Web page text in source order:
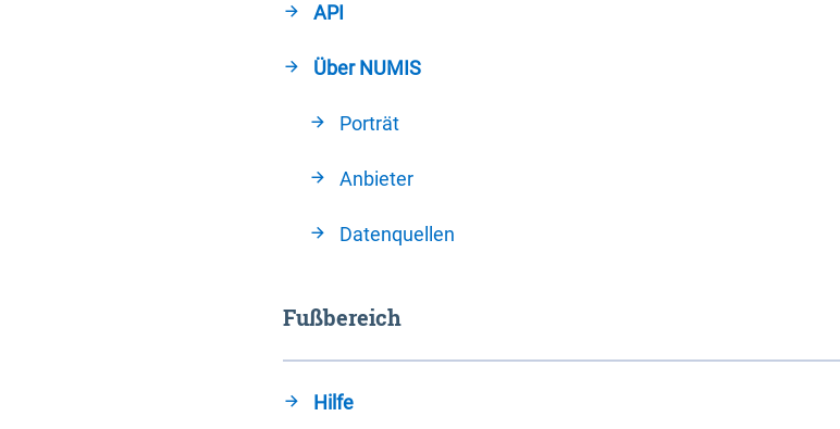
API
Über NUMIS
Porträt
Anbieter
Datenquellen
Fußbereich
Hilfe